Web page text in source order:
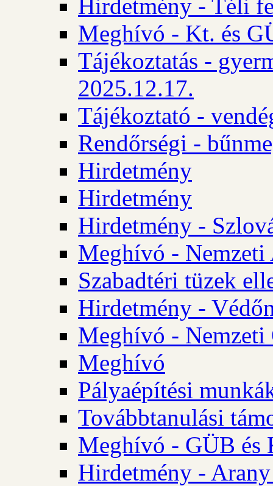
Hirdetmény - Téli
Meghívó - Kt. és
Tájékoztatás -
2025.12.17.
Tájékoztató -
Rendőrségi -
Hirdetmény
Hirdetmény
Hirdetmény -
Meghívó - Nemzeti
Szabadtéri tüzek
Hirdetmény -
Meghívó - Nemzeti
Meghívó
Pályaépítési
Továbbtanulási
Meghívó - GÜB és
Hirdetmény - Arany